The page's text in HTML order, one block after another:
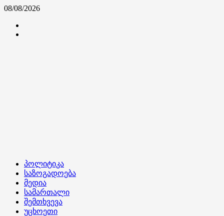
Skip
content
08/08/2026
Primary
Menu
პოლიტიკა
საზოგადოება
მედია
სამართალი
შემთხვევა
უცხოეთი